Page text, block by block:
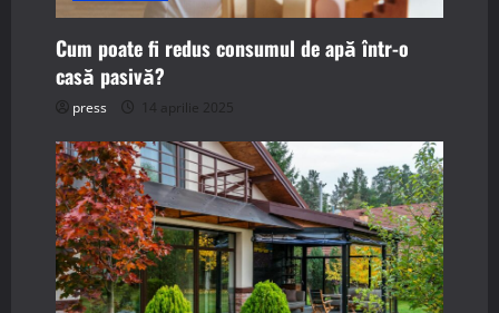
Cum poate fi redus consumul de apă într-o
casă pasivă?
press 14 aprilie 2025